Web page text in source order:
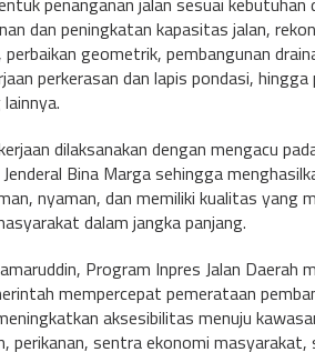
dan peningkatan kapasitas jalan,
geometrik, pembangunan
perkerasan dan lapis pondasi,
dilaksanakan dengan mengacu
Bina Marga sehingga
nyaman, dan memiliki kualitas yang
dalam jangka panjang.
Program Inpres Jalan Daerah
mempercepat pemerataan
aksesibilitas menuju
perikanan, sentra ekonomi